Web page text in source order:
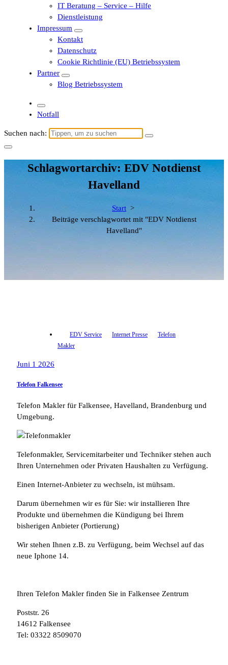
IT Beratung – Service – Hilfe
Dienstleistung
Impressum
Kontakt
Datenschutz
Cookie Richtlinie (EU) Betriebssystem
Partner
Blog Betriebssystem
Notfall
Suchen nach:
Schlagwortarchiv: EDV Notdienst
Havelland
Start >
Beiträge verschlagwortet mit "EDV Notdienst
Havelland"
EDV Service Internet Presse
Telefon
Makler
Juni 1 2026
Telefon Falkensee
Telefon Makler für Falkensee, Havelland, Brandenburg und
Umgebung.
Telefonmakler, Servicemitarbeiter und Techniker stehen auch
Ihren Unternehmen oder Privaten Haushalten zu Verfügung.
Einen Internet-Anbieter zu wechseln, ist mühsam.
Darum übernehmen wir es für Sie: wir installieren Ihre
Produkte und übernehmen die Kündigung bei Ihrem
bisherigen Anbieter (Portierung)
Wir stehen Ihnen z.B. zu Verfügung, beim Wechsel auf das
neue Iphone 14.
Ihren Telefon Makler finden Sie in Falkensee Zentrum
Poststr. 26
14612 Falkensee
Tel: 03322 8509070